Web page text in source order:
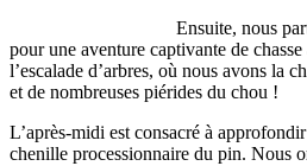
Ensuite, nous
pour une aventure captivante de
l’escalade d’arbres, où nous avons la
et de nombreuses piérides du chou !
L’après-midi est consacré à
chenille processionnaire du pin. Nous